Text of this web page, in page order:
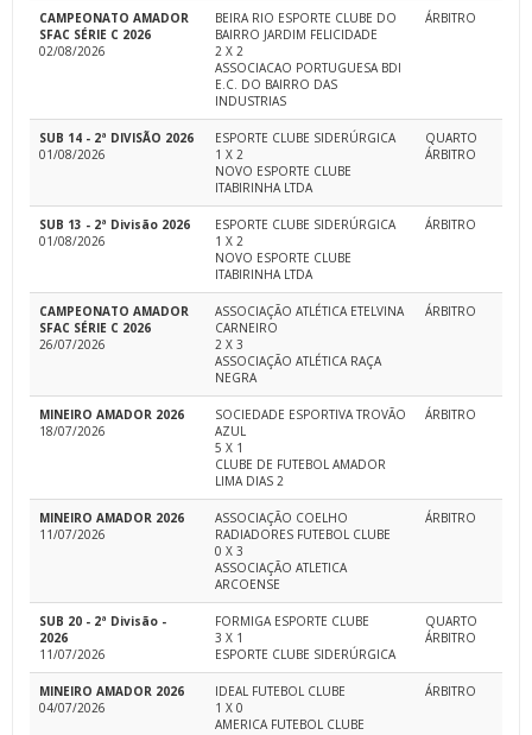
CAMPEONATO AMADOR
SFAC SÉRIE C 2026
02/08/2026
BEIRA RIO ESPORTE CLUBE DO
BAIRRO JARDIM FELICIDADE
2 X 2
ASSOCIACAO PORTUGUESA BDI
E.C. DO BAIRRO DAS
INDUSTRIAS
ÁRBITRO
SUB 14 - 2ª DIVISÃO 2026
01/08/2026
ESPORTE CLUBE SIDERÚRGICA
1 X 2
NOVO ESPORTE CLUBE
ITABIRINHA LTDA
QUARTO
ÁRBITRO
SUB 13 - 2ª Divisão 2026
01/08/2026
ESPORTE CLUBE SIDERÚRGICA
1 X 2
NOVO ESPORTE CLUBE
ITABIRINHA LTDA
ÁRBITRO
CAMPEONATO AMADOR
SFAC SÉRIE C 2026
26/07/2026
ASSOCIAÇÃO ATLÉTICA ETELVINA
CARNEIRO
2 X 3
ASSOCIAÇÃO ATLÉTICA RAÇA
NEGRA
ÁRBITRO
MINEIRO AMADOR 2026
18/07/2026
SOCIEDADE ESPORTIVA TROVÃO
AZUL
5 X 1
CLUBE DE FUTEBOL AMADOR
LIMA DIAS 2
ÁRBITRO
MINEIRO AMADOR 2026
11/07/2026
ASSOCIAÇÃO COELHO
RADIADORES FUTEBOL CLUBE
0 X 3
ASSOCIAÇÃO ATLETICA
ARCOENSE
ÁRBITRO
SUB 20 - 2ª Divisão -
2026
11/07/2026
FORMIGA ESPORTE CLUBE
3 X 1
ESPORTE CLUBE SIDERÚRGICA
QUARTO
ÁRBITRO
MINEIRO AMADOR 2026
04/07/2026
IDEAL FUTEBOL CLUBE
1 X 0
AMERICA FUTEBOL CLUBE
ÁRBITRO